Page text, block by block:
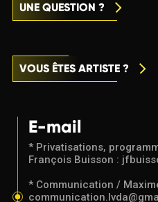
UNE QUESTION ?
VOUS ÊTES ARTISTE ?
E-mail
* Privatisations,
François Buisson :
* Communication /